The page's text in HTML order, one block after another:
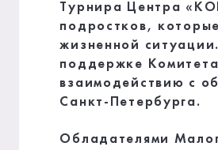
Турнира Центра
подростков,
жизненной
поддержке
взаимодействию с
Санкт-Петербурга.
Обладателями